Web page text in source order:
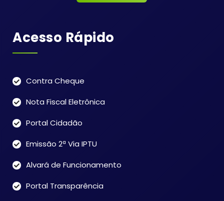
Acesso Rápido
Contra Cheque
Nota Fiscal Eletrônica
Portal Cidadão
Emissão 2ª Via IPTU
Alvará de Funcionamento
Portal Transparência